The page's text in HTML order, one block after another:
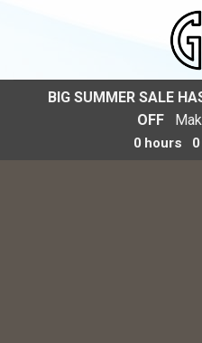
BIG SUMMER SALE
OFF
0 hours 0